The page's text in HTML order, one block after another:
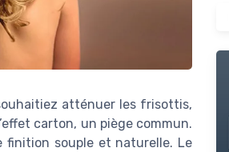
atténuer les frisottis,
carton, un piège commun.
souple et naturelle. Le